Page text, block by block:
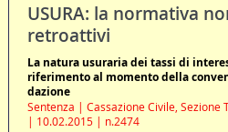
USURA: la normativa
retroattivi
La natura usuraria dei tassi di
riferimento al momento della
dazione
Sentenza | Cassazione Civile, Sezione
| 10.02.2015 | n.2474